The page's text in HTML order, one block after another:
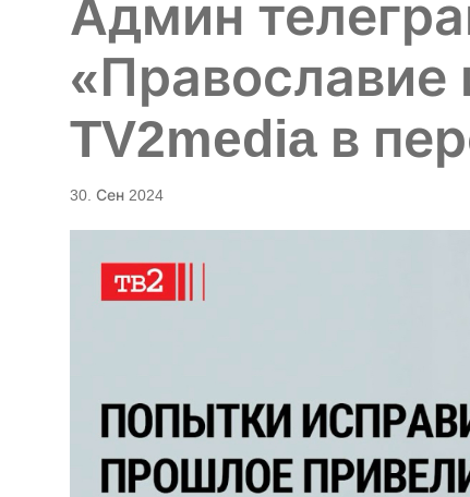
Админ
«Православие
TV2media в
30. Сен 2024